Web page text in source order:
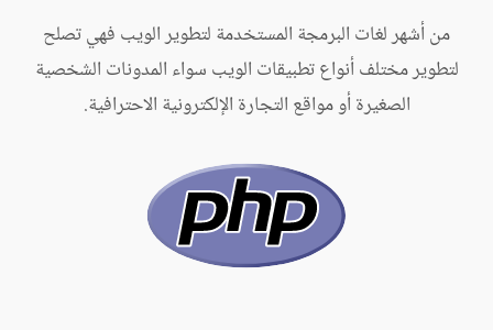
من أشهر لغات البرمجة المستخدمة لتطوير الويب فهي تصلح
لتطوير مختلف أنواع تطبيقات الويب سواء المدونات الشخصية
الصغيرة أو مواقع التجارة الإلكترونية الاحترافية.